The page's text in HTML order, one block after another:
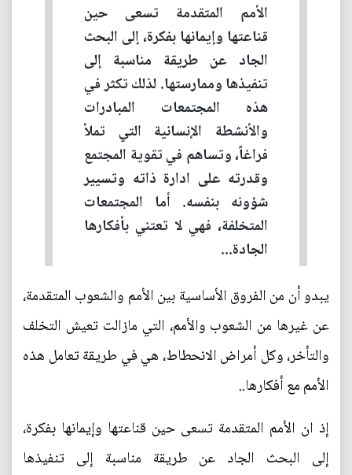
الأمم المتقدمة تسعى حين
قناعتها وإيمانها بفكرة، إلى البحث
الجاد عن طريقة مناسبة إلى
تنفيذها وممارستها. لذلك تكثر في
هذه المجتمعات المبادرات
والأنشطة الإنسانية التي تملأ
فراغاً، وتساهم في تقوية المجتمع
وقدرته على ادارة ذاته وتسيير
شؤونه بنفسه. أما المجتمعات
المتخلفة، فهي لا تعتني بأفكارها
الجادة...
يبدو أن من الفروق الأساسية بين الأمم والشعوب المتقدمة،
عن غيرها من الشعوب والأمم، التي مازالت تعيش التخلف
والتأخر، وكل أمراض الانحطاط، هي في طريقة تعامل هذه
الأمم مع أفكارها..
إذ ان الأمم المتقدمة تسعى حين قناعتها وإيمانها بفكرة،
إلى البحث الجاد عن طريقة مناسبة إلى تنفيذها